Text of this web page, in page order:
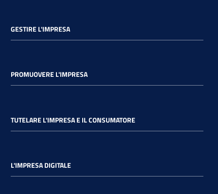
GESTIRE L'IMPRESA
PROMUOVERE L'IMPRESA
TUTELARE L'IMPRESA E IL CONSUMATORE
L'IMPRESA DIGITALE